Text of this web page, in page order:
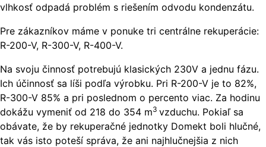
vlhkosť odpadá problém s riešením odvodu kondenzátu.
Pre zákazníkov máme v ponuke tri centrálne rekuperácie:
R-200-V, R-300-V, R-400-V.
Na svoju činnosť potrebujú klasických 230V a jednu fázu.
Ich účinnosť sa líši podľa výrobku. Pri R-200-V je to 82%,
R-300-V 85% a pri poslednom o percento viac. Za hodinu
dokážu vymeniť od 218 do 354 m3 vzduchu. Pokiaľ sa
obávate, že by rekuperačné jednotky Domekt boli hlučné,
tak vás isto poteší správa, že ani najhlučnejšia z nich